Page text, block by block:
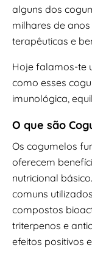
alguns dos
milhares de
terapêuticas e
Hoje falamos-te
como esses
imunológica,
O que são
Os cogumelos
oferecem
nutricional
comuns
compostos
triterpenos e
efeitos positivos